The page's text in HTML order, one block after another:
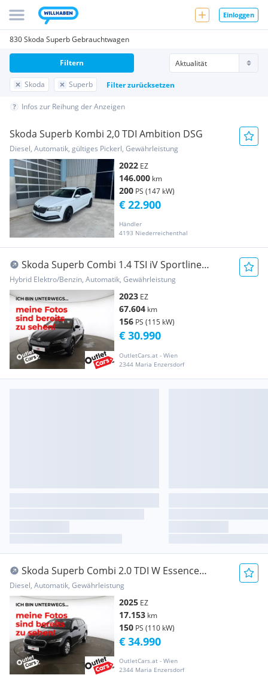
Einloggen
830 Skoda Superb Gebrauchtwagen
Skoda Superb Filter zurücksetzen
Filtern
Infos zur Reihung der Anzeigen
Skoda Superb Kombi 2,0 TDI Ambition DSG
Diesel, Automatik, gültiges Pickerl, Gewährleistung
2022 EZ
146.000 km
200 PS (147 kW)
Händler
4193 Niederreichenthal
€ 22.900
Skoda Superb Combi 1.4 TSI iV Sportline
MATRIX+LED+RFK
Hybrid Elektro/Benzin, Automatik, Gewährleistung
2023 EZ
67.604 km
156 PS (115 kW)
OutletCars.at - Wien
2344 Maria Enzersdorf
€ 30.990
Skoda Superb Combi 2.0 TDI W Essence
ASSIST+CARPLAY+LM
Diesel, Automatik, Gewährleistung
2025 EZ
17.153 km
150 PS (110 kW)
OutletCars.at - Wien
2344 Maria Enzersdorf
€ 34.990